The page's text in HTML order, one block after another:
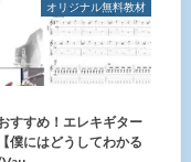
オリジナル無料教材
すすめ！エレキギター
僕にはどうしてわかる